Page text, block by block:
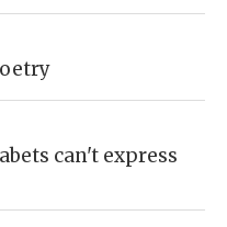
can't express